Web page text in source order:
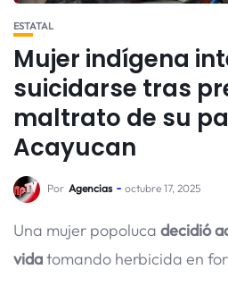
ESTATAL
Mujer indígena
suicidarse tras
maltrato de su
Acayucan
Por Agencias octubre 17, 2025
Una mujer popoluca decidió
vidatomando herbicida en